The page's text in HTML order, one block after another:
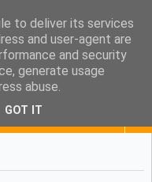
you...tea
to deliver its services
and user-agent are
and security
generate usage
abuse.
GOT IT